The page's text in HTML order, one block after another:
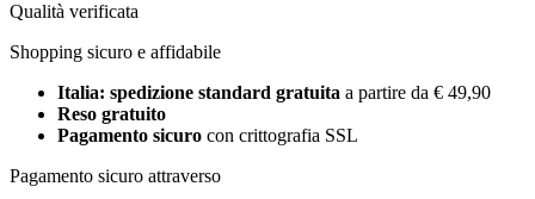
Qualità verificata
Shopping sicuro e affidabile
Italia: spedizione standard gratuita a partire da € 49,90
Reso gratuito
Pagamento sicuro con crittografia SSL
Pagamento sicuro attraverso